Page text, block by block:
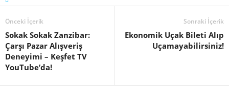
Önceki İçerik
Sokak Sokak Zanzibar:
Çarşı Pazar Alışveriş
Deneyimi – Keşfet TV
YouTube’da!
Sonraki İçerik
Ekonomik Uçak Bileti Alıp
Uçamayabilirsiniz!